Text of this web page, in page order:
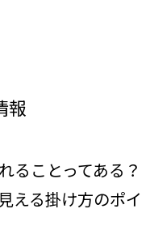
報
ることってある？
える掛け方のポイ